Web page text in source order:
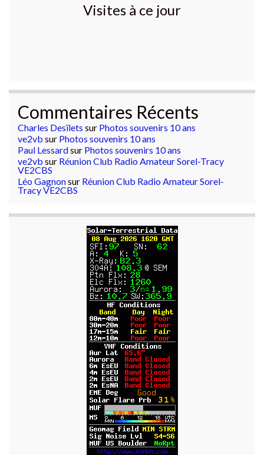
Visites à ce jour
Commentaires Récents
Charles Desïlets sur Photos souvenirs 10 ans
ve2vb sur Photos souvenirs 10 ans
Paul Lessardsur Photos souvenirs 10 ans
ve2vb sur Réunion Club Radio Amateur Sorel-Tracy
VE2CBS
Léo Gagnonsur Réunion Club Radio Amateur Sorel-
Tracy VE2CBS